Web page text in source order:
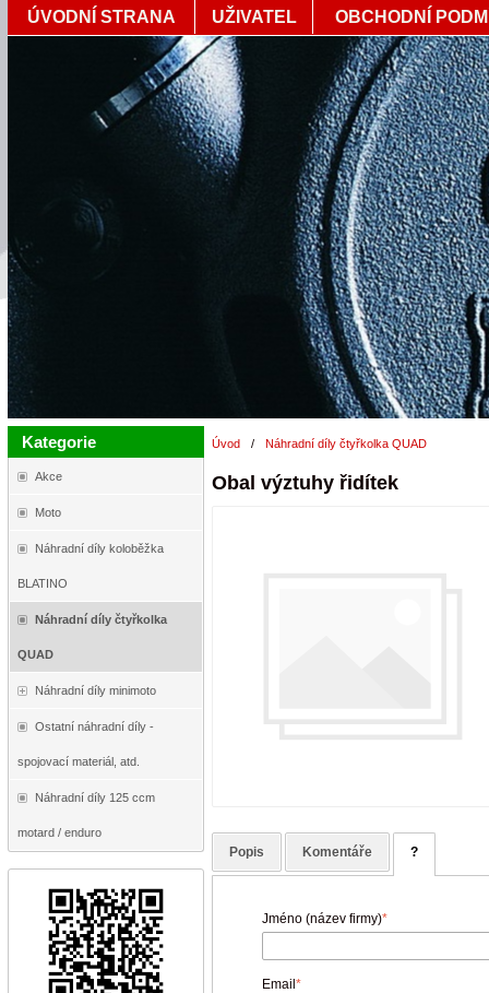
ÚVODNÍ STRANA UŽIVATEL OBCHODNÍ
Kategorie
Akce
Moto
Náhradní díly koloběžka
BLATINO
Náhradní díly čtyřkolka
QUAD
Náhradní díly minimoto
Ostatní náhradní díly -
spojovací materiál, atd.
Náhradní díly 125 ccm
motard / enduro
Úvod / Náhradní díly čtyřkolka QUAD
Obal výztuhy řidítek
Popis Komentáře ?
Jméno (název firmy)*
Email*